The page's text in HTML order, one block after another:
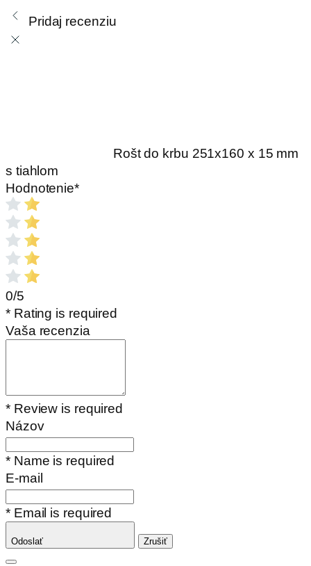
15
Pridaj recenziu
Rošt do krbu 251x160 x 15 mm
s tiahlom
Hodnotenie*
0/5
* Rating is required
Vaša recenzia
* Review is required
Názov
* Name is required
E-mail
* Email is required
Odoslať Zrušiť